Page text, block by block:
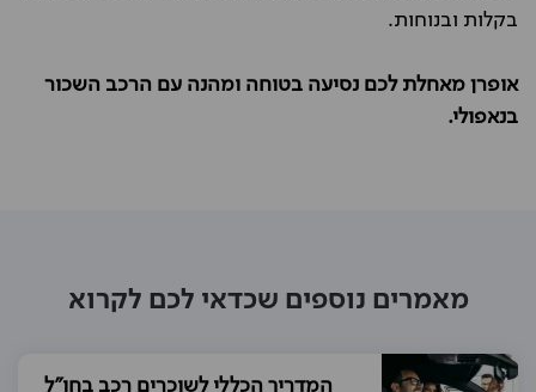
בקלות ובנוחות.
אופרן מאחלת לכם נסיעה בטוחה ומהנה עם הרכב השכור
בנאפולי.
מאמרים נוספים שכדאי לכם לקרוא
המדריך הכללי לשוכרים רכב בחו"ל